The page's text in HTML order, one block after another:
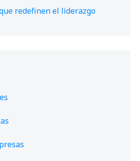
redefinen el liderazgo